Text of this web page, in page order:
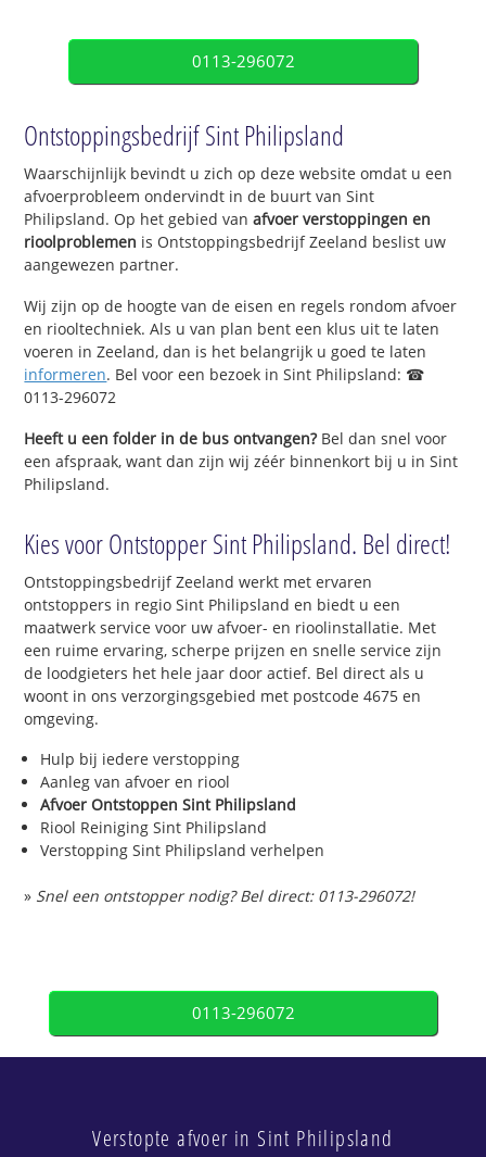
0113-296072
Ontstoppingsbedrijf Sint Philipsland
Waarschijnlijk bevindt u zich op deze website omdat u een
afvoerprobleem ondervindt in de buurt van Sint
Philipsland. Op het gebied vanafvoer verstoppingen en
rioolproblemen is Ontstoppingsbedrijf Zeeland beslist uw
aangewezen partner.
Wij zijn op de hoogte van de eisen en regels rondom afvoer
en riooltechniek. Als u van plan bent een klus uit te laten
voeren in Zeeland, dan is het belangrijk u goed te laten
informeren. Bel voor een bezoek in Sint Philipsland: ☎
0113-296072
Heeft u een folder in de bus ontvangen?Bel dan snel voor
een afspraak, want dan zijn wij zéér binnenkort bij u in Sint
Philipsland.
Kies voor Ontstopper Sint Philipsland. Bel direct!
Ontstoppingsbedrijf Zeeland werkt met ervaren
ontstoppers in regio Sint Philipsland en biedt u een
maatwerk service voor uw afvoer- en rioolinstallatie. Met
een ruime ervaring, scherpe prijzen en snelle service zijn
de loodgieters het hele jaar door actief. Bel direct als u
woont in ons verzorgingsgebied met postcode 4675 en
omgeving.
Hulp bij iedere verstopping
Aanleg van afvoer en riool
Afvoer Ontstoppen Sint Philipsland
Riool Reiniging Sint Philipsland
Verstopping Sint Philipsland verhelpen
» Snel een ontstopper nodig? Bel direct: 0113-296072!
0113-296072
Verstopte afvoer in Sint Philipsland